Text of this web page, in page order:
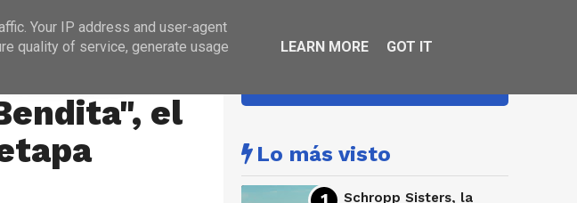
ENTREVISTAS
el
Lo más visto
Schropp Sisters, la
Your IP address and user-agent
quality of service, generate usage
LEARN MORE GOT IT